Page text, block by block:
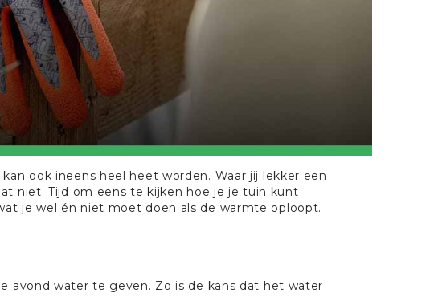
ook ineens heel heet worden. Waar jij lekker een
niet. Tijd om eens te kijken hoe je je tuin kunt
je wel én niet moet doen als de warmte oploopt.
avond water te geven. Zo is de kans dat het water